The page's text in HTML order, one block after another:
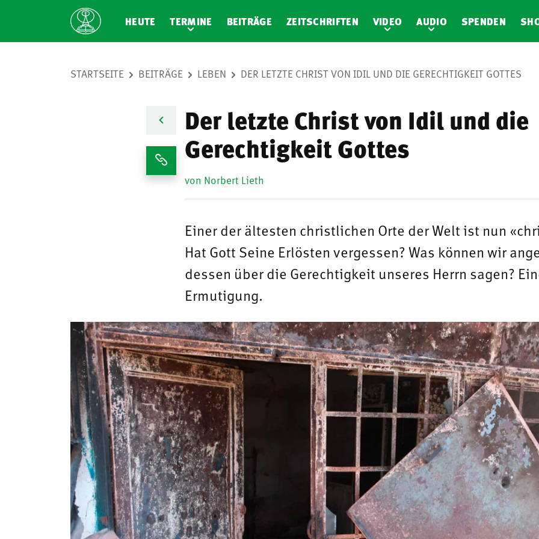
HEUTE TERMINE BEITRÄGE ZEITSCHRIFTEN VIDEO AUDIO SPENDEN
STARTSEITE BEITRÄGE LEBEN DER LETZTE CHRIST VON IDIL UND DIE GERECHTIGKEIT GOTTES
Der letzte Christ von Idil und die
Gerechtigkeit Gottes
von Norbert Lieth
Einer der ältesten christlichen Orte der Welt ist nun
Hat Gott Seine Erlösten vergessen? Was können wir
dessen über die Gerechtigkeit unseres Herrn sagen?
Ermutigung.